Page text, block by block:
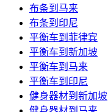
布条到马来
布条到印尼
平衡车到菲律宾
平衡车到新加坡
平衡车到马来
平衡车到印尼
健身器材到新加坡